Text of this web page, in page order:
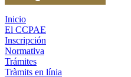
Inicio
El CCPAE
Inscripción
Normativa
Trámites
Tràmits en línia